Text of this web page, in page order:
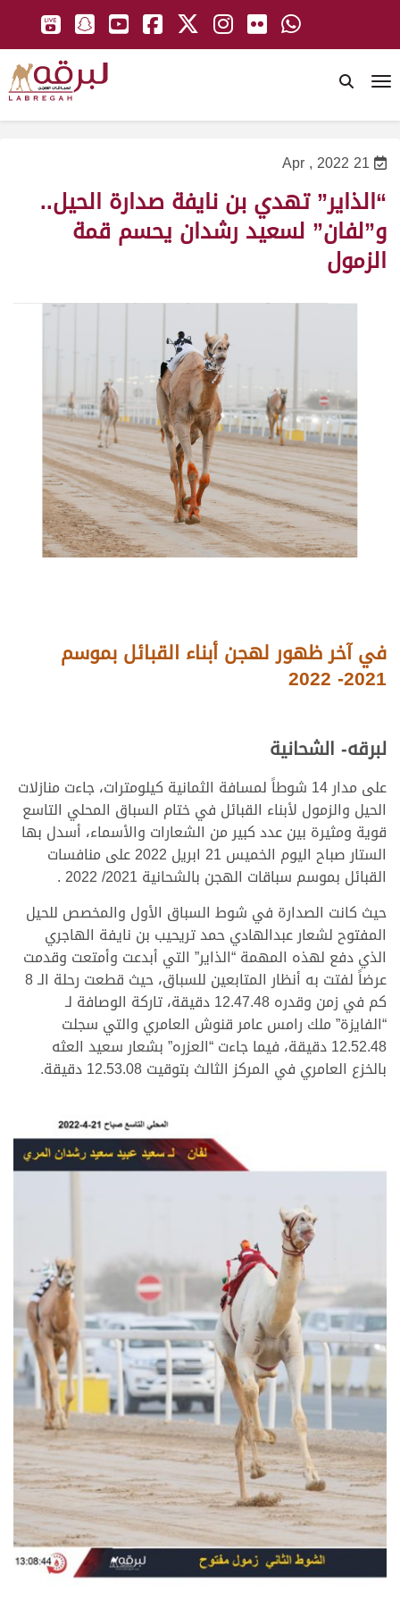
21 Apr , 2022
“الذاير” تهدي بن نايفة صدارة الحيل..
و”لفان” لسعيد رشدان يحسم قمة
الزمول
في آخر ظهور لهجن أبناء القبائل بموسم
2021- 2022
لبرقه- الشحانية
على مدار 14 شوطاً لمسافة الثمانية كيلومترات، جاءت منازلات
الحيل والزمول لأبناء القبائل في ختام السباق المحلي التاسع
قوية ومثيرة بين عدد كبير من الشعارات والأسماء، أسدل بها
الستار صباح اليوم الخميس 21 ابريل 2022 على منافسات
القبائل بموسم سباقات الهجن بالشحانية 2021/ 2022 .
حيث كانت الصدارة في شوط السباق الأول والمخصص للحيل
المفتوح لشعار عبدالهادي حمد تريحيب بن نايفة الهاجري
الذي دفع لهذه المهمة “الذاير” التي أبدعت وأمتعت وقدمت
عرضاً لفتت به أنظار المتابعين للسباق، حيث قطعت رحلة الـ 8
كم في زمن وقدره 12.47.48 دقيقة، تاركة الوصافة لـ
“الفايزة” ملك رامس عامر قنوش العامري والتي سجلت
12.52.48 دقيقة، فيما جاءت “العزره” بشعار سعيد العثه
بالخزع العامري في المركز الثالث بتوقيت 12.53.08 دقيقة.